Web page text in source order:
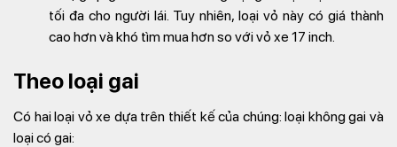
tối đa cho người lái. Tuy nhiên, loại vỏ này có giá thành
cao hơn và khó tìm mua hơn so với vỏ xe 17 inch.
Theo loại gai
Có hai loại vỏ xe dựa trên thiết kế của chúng: loại không gai và
loại có gai: